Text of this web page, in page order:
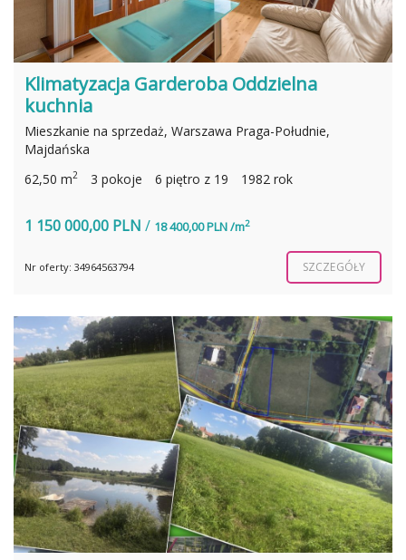
Klimatyzacja Garderoba Oddzielna
kuchnia
Mieszkanie na sprzedaż, Warszawa Praga-Południe,
Majdańska
62,50 m2 3 pokoje 6 piętro z 19 1982 rok
1 150 000,00 PLN / 18 400,00 PLN /m2
Nr oferty: 34964563794 SZCZEGÓŁY